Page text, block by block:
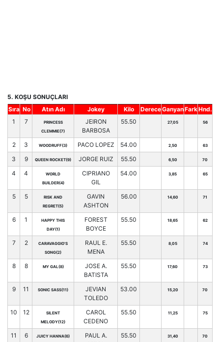
5. KOŞU SONUÇLARI
Sıra No Atın Adı Jokey Kilo DereceGanyanFarkHnd.
1
7
PRINCESS
CLEMMIE(7)
JEIRON
BARBOSA
55.50 27,05 56
2 3 WOODRUFF(3) PACO LOPEZ 54.00 2,50 63
3 9 QUEEN ROCKET(9) JORGE RUIZ 55.50 6,50 70
4 4
WORLD
BUILDER(4)
CIPRIANO
GIL
54.00 3,85 65
5 5
RISK AND
REGRET(5)
GAVIN
ASHTON
56.00 14,60 71
6 1
HAPPY THIS
DAY(1)
FOREST
BOYCE
55.50 18,65 62
7 2
CARAVAGGIO'S
SONG(2)
RAUL E.
MENA
55.50 8,05 74
8 8 MY GAL(8)
JOSE A.
BATISTA
55.50 17,60 73
9 11 SONIC SASS(11)
JEVIAN
TOLEDO
53.00 15,20 70
10 12
SILENT
MELODY(12)
CAROL
CEDENO
55.50 11,25 75
11 6 JUICY HANNA(6)
PAUL A.
55.50 31,40 70